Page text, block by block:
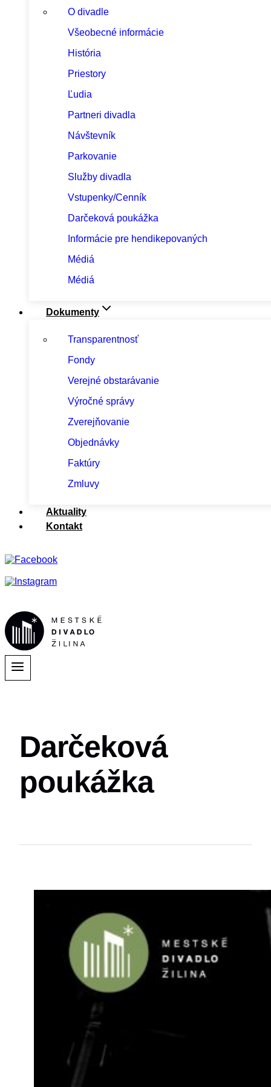
O divadle
Všeobecné informácie
História
Priestory
Ľudia
Partneri divadla
Návštevník
Parkovanie
Služby divadla
Vstupenky/Cenník
Darčeková poukážka
Informácie pre hendikepovaných
Médiá
Médiá
Dokumenty
Transparentnosť
Fondy
Verejné obstarávanie
Výročné správy
Zverejňovanie
Objednávky
Faktúry
Zmluvy
Aktuality
Kontakt
Darčeková
poukážka